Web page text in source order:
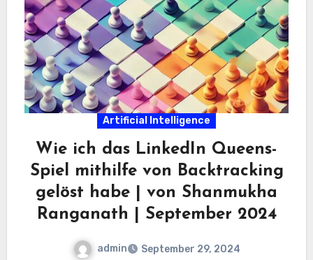
Artificial Intelligence
Wie ich das LinkedIn Queens-
Spiel mithilfe von Backtracking
gelöst habe | von Shanmukha
Ranganath | September 2024
admin
September 29, 2024